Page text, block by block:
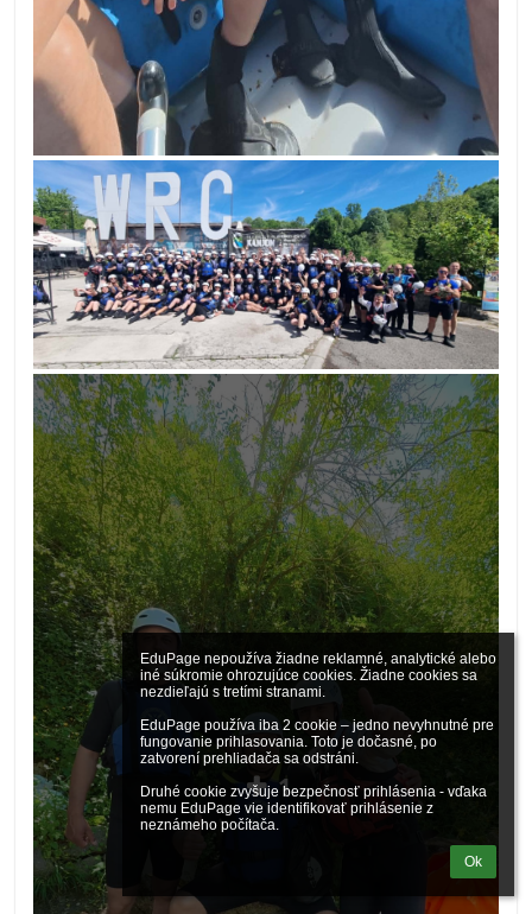
EduPage nepoužíva žiadne reklamné, analytické alebo
iné súkromie ohrozujúce cookies. Žiadne cookies sa
nezdieľajú s tretími stranami.
EduPage používa iba 2 cookie – jedno nevyhnutné pre
fungovanie prihlasovania. Toto je dočasné, po
zatvorení prehliadača sa odstráni.
Druhé cookie zvyšuje bezpečnosť prihlásenia - vďaka
nemu EduPage vie identifikovať prihlásenie z
neznámeho počítača.
Ok
1